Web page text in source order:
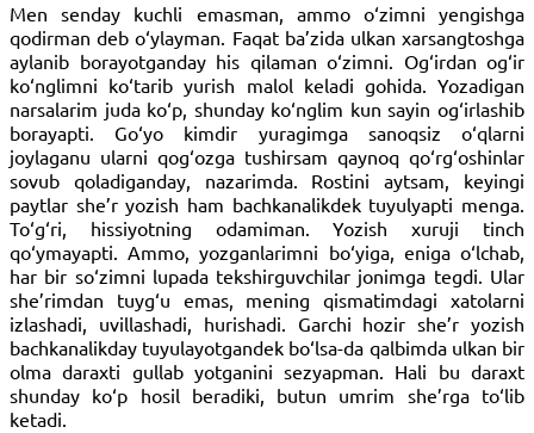
Men senday kuchli emasman, ammo o‘zimni yengishga
qodirman deb o‘ylayman. Faqat ba’zida ulkan xarsangtoshga
aylanib borayotganday his qilaman o‘zimni. Og‘irdan og‘ir
ko‘nglimni ko‘tarib yurish malol keladi gohida. Yozadigan
narsalarim juda ko‘p, shunday ko‘nglim kun sayin og‘irlashib
borayapti. Go‘yo kimdir yuragimga sanoqsiz o‘qlarni
joylaganu ularni qog‘ozga tushirsam qaynoq qo‘rg‘oshinlar
sovub qoladiganday, nazarimda. Rostini aytsam, keyingi
paytlar she’r yozish ham bachkanalikdek tuyulyapti menga.
To‘g‘ri, hissiyotning odamiman. Yozish xuruji tinch
qo‘ymayapti. Ammo, yozganlarimni bo‘yiga, eniga o‘lchab,
har bir so‘zimni lupada tekshirguvchilar jonimga tegdi. Ular
she’rimdan tuyg‘u emas, mening qismatimdagi xatolarni
izlashadi, uvillashadi, hurishadi. Garchi hozir she’r yozish
bachkanalikday tuyulayotgandek bo‘lsa-da qalbimda ulkan bir
olma daraxti gullab yotganini sezyapman. Hali bu daraxt
shunday ko‘p hosil beradiki, butun umrim she’rga to‘lib
ketadi.